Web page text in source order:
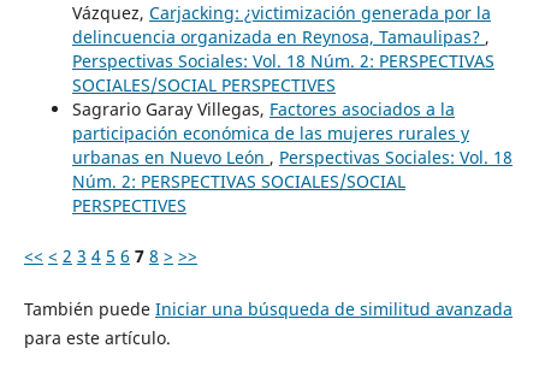
Vázquez, Carjacking: ¿victimización generada por la
delincuencia organizada en Reynosa, Tamaulipas? ,
Perspectivas Sociales: Vol. 18 Núm. 2: PERSPECTIVAS
SOCIALES/SOCIAL PERSPECTIVES
Sagrario Garay Villegas, Factores asociados a la
participación económica de las mujeres rurales y
urbanas en Nuevo León , Perspectivas Sociales: Vol. 18
Núm. 2: PERSPECTIVAS SOCIALES/SOCIAL
PERSPECTIVES
<< < 2 3 4 5 6 7 8 > >>
También puede Iniciar una búsqueda de similitud avanzada
para este artículo.